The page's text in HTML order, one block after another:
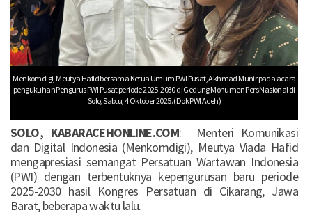
Menkomdigi, Meutya Hafid bersama Ketua Umum PWI Pusat, Akhmad Munir pada acara
pengukuhan Pengurus PWI Pusat periode 2025-2030 di Gedung Monumen Pers Nasional di
Solo, Sabtu, 4 Oktober 2025. (Dok PWI Aceh)
SOLO, KABARACEHONLINE.COM: Menteri Komunikasi
dan Digital Indonesia (Menkomdigi), Meutya Viada Hafid
mengapresiasi semangat Persatuan Wartawan Indonesia
(PWI) dengan terbentuknya kepengurusan baru periode
2025-2030 hasil Kongres Persatuan di Cikarang, Jawa
Barat, beberapa waktu lalu.